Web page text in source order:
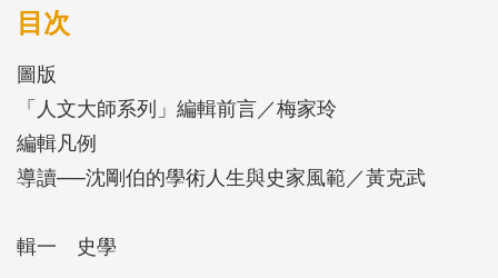
近世思想與人物，以及未刊講綱，使讀者得以循其關
強調史學必須隨「時代的變化」而調整更新：他拒絕
將歷史化約為口號或必然律，而以可檢證的考證、整
理與判斷回應現實，並在教學中培養研究者兼具
「義」與「識」的能力。本書之意義，即在引領讀者
雲變局中堅守崗位、回應世變，而樹立可資取法的史
目次
圖版
「人文大師系列」編輯前言／梅家玲
編輯凡例
導讀──沈剛伯的學術人生與史家風範／黃克武
輯一 史學